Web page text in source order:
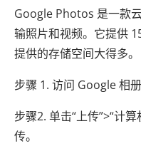
Google Photos 是一款
输照片和视频。它提供
提供的存储空间大得多。
步骤 1. 访问 Google 相
步骤2. 单击“上传”>“计
传。